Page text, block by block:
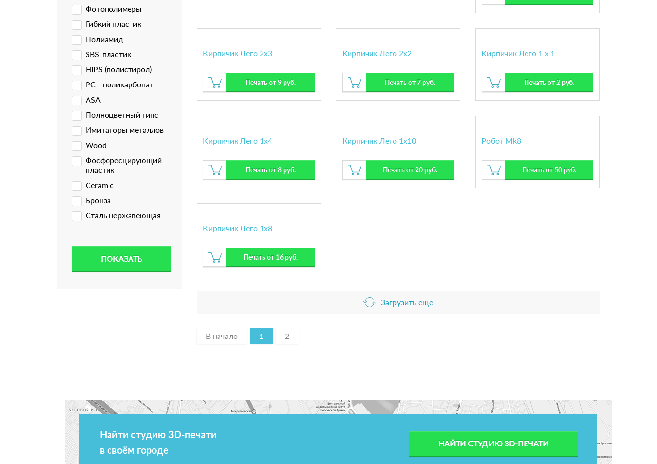
Фотополимеры
Гибкий пластик
Полиамид
SBS-пластик
HIPS (полистирол)
PC - поликарбонат
ASA
Полноцветный гипс
Имитаторы металлов
Wood
Фосфоресцирующий
пластик
Ceramic
Бронза
Сталь нержавеющая
Кирпичик Лего 2х3
Печать от 9 руб.
Кирпичик Лего 2х2
Печать от 7 руб.
Кирпичик Лего 1 х 1
Печать от 2 руб.
Кирпичик Лего 1х4
Печать от 8 руб.
Кирпичик Лего 1х10
Печать от 20 руб.
Робот Mk8
Печать от 50 руб.
Кирпичик Лего 1х8
Печать от 16 руб.
Загрузить еще
В начало 1 2
Найти студию 3D-печати
в своём городе
НАЙТИ СТУДИЮ 3D-ПЕЧАТИ